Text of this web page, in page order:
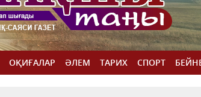
ОҚИҒАЛАР ӘЛЕМ ТАРИХ СПОРТ